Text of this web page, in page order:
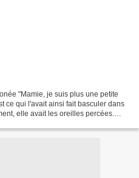
"Mamie, je suis plus une petite
ce qui l'avait ainsi fait basculer dans
elle avait les oreilles percées.